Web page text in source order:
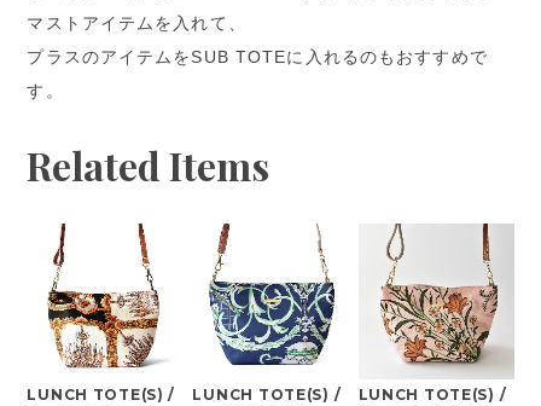
マストアイテムを入れて、
プラスのアイテムをSUB TOTEに入れるのもおすすめで
す。
Related Items
LUNCH TOTE(S) /
LUNCH TOTE(S) /
LUNCH TOTE(S) /